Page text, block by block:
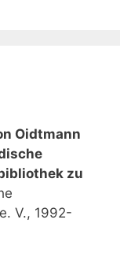
Oidtmann
zu
V., 1992-